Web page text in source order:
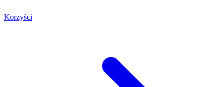
Korzyści